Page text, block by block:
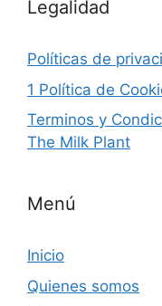
Legalidad
Políticas de
1 Política de
Terminos y
The Milk Plant
Menú
Inicio
Quienes somos